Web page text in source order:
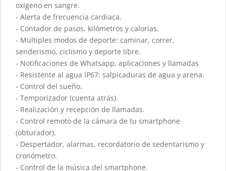
oxígeno en sangre.
- Alerta de frecuencia cardiaca.
- Contador de pasos, kilómetros y calorías.
- Múltiples modos de deporte: caminar, correr,
senderismo, ciclismo y deporte libre.
- Notificaciones de Whatsapp, aplicaciones y llamadas
- Resistente al agua IP67: salpicaduras de agua y arena.
- Control del sueño.
- Temporizador (cuenta atrás).
- Realización y recepción de llamadas.
- Control remoto de la cámara de tu smartphone
(obturador).
- Despertador, alarmas, recordatorio de sedentarismo y
cronómetro.
- Control de la música del smartphone.